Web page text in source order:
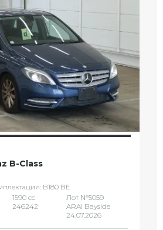
B-Class
B180 BE
1590 сс
246242
Лот №5059
ARAI Bayside
24.07.2026